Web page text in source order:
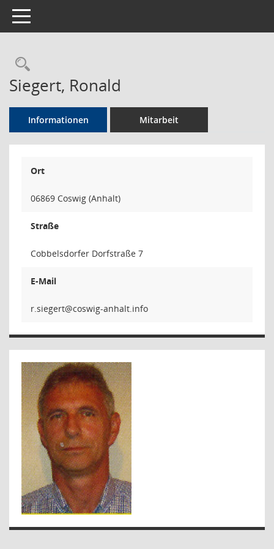
Toggle navigation
Rechercheauswahl
Siegert, Ronald
Informationen Mitarbeit
Ort
06869 Coswig (Anhalt)
Straße
Cobbelsdorfer Dorfstraße 7
E-Mail
trege